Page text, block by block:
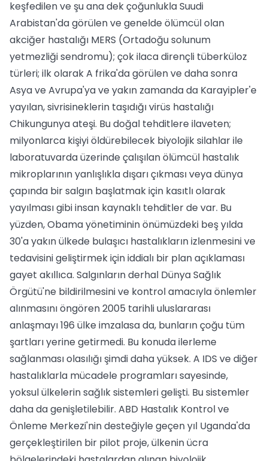
keşfedilen ve şu ana dek çoğunlukla Suudi
Arabistan'da görülen ve genelde ölümcül olan
akciğer hastalığı MERS (Ortadoğu solunum
yetmezliği sendromu); çok ilaca dirençli tüberküloz
türleri; ilk olarak A frika'da görülen ve daha sonra
Asya ve Avrupa'ya ve yakın zamanda da Karayipler'e
yayılan, sivrisineklerin taşıdığı virüs hastalığı
Chikungunya ateşi. Bu doğal tehditlere ilaveten;
milyonlarca kişiyi öldürebilecek biyolojik silahlar ile
laboratuvarda üzerinde çalışılan ölümcül hastalık
mikroplarının yanlışlıkla dışarı çıkması veya dünya
çapında bir salgın başlatmak için kasıtlı olarak
yayılması gibi insan kaynaklı tehditler de var. Bu
yüzden, Obama yönetiminin önümüzdeki beş yılda
30'a yakın ülkede bulaşıcı hastalıkların izlenmesini ve
tedavisini geliştirmek için iddialı bir plan açıklaması
gayet akıllıca. Salgınların derhal Dünya Sağlık
Örgütü'ne bildirilmesini ve kontrol amacıyla önlemler
alınmasını öngören 2005 tarihli uluslararası
anlaşmayı 196 ülke imzalasa da, bunların çoğu tüm
şartları yerine getirmedi. Bu konuda ilerleme
sağlanması olasılığı şimdi daha yüksek. A IDS ve diğer
hastalıklarla mücadele programları sayesinde,
yoksul ülkelerin sağlık sistemleri gelişti. Bu sistemler
daha da genişletilebilir. ABD Hastalık Kontrol ve
Önleme Merkezi'nin desteğiyle geçen yıl Uganda'da
gerçekleştirilen bir pilot proje, ülkenin ücra